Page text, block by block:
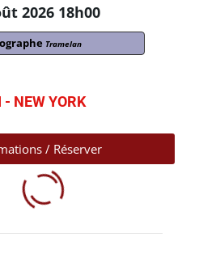
2026 18h00
Tramelan
- NEW YORK
/ Réserver